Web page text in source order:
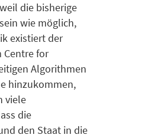
die bisherige
wie möglich,
existiert der
Centre for
Algorithmen
hinzukommen,
viele
die
den Staat in die